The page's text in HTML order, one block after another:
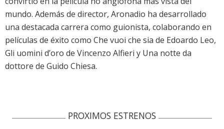
mundo. Además de director, Aronadio ha desarrollado
una destacada carrera como guionista, colaborando en
películas de éxito como Che vuoi che sia de Edoardo Leo,
Gli uomini d’oro de Vincenzo Alfieri y Una notte da
dottore de Guido Chiesa.
PROXIMOS ESTRENOS